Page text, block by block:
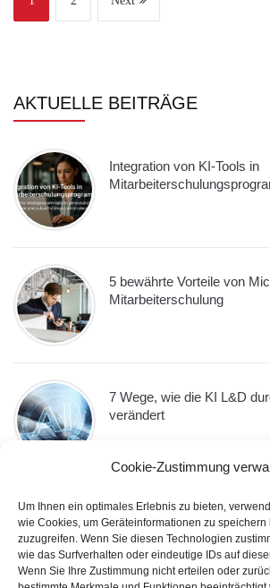
Cookie-Zustimmung
Um Ihnen ein optimales Erlebnis zu bieten,
wie Cookies, um Geräteinformationen zu speichern
zuzugreifen. Wenn Sie diesen Technologien
wie das Surfverhalten oder eindeutige IDs auf
Wenn Sie Ihre Zustimmung nicht erteilen oder
AKTUELLE BEITRÄGE
Integration von KI-Tools in
5 bewährte Vorteile von
Mitarbeiterschulung
7 Wege, wie die KI L&D
verändert
10 Must-Have-LMS-
Unternehmen im Jahr